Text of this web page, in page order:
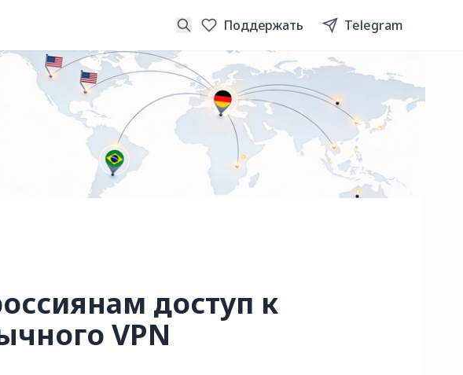
Поддержать Telegram
доступ к
VPN